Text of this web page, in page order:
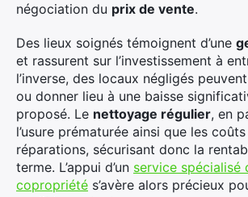
négociation du prix de vente.
Des lieux soignés témoignent d’une
et rassurent sur l’investissement à
l’inverse, des locaux négligés
ou donner lieu à une baisse
proposé. Le nettoyage régulier, en
l’usure prématurée ainsi que les
réparations, sécurisant donc la
terme. L’appui d’un service spécialisé
copropriété s’avère alors précieux